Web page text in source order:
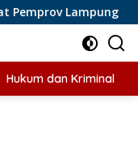
Lampung
Hukum dan Kriminal